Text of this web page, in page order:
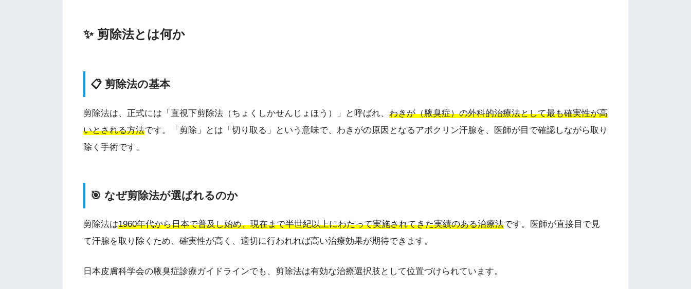
✨ 剪除法とは何か
📋 剪除法の基本
剪除法は、正式には「直視下剪除法（ちょくしかせんじょほう）」と呼ばれ、 わきが（腋臭症）の外科的治療法として最も確実性が高
いとされる方法です。「剪除」とは「切り取る」という意味で、わきがの原因となるアポクリン汗腺を、医師が目で確認しながら取り
除く手術です。
🎯 なぜ剪除法が選ばれるのか
剪除法は1960年代から日本で普及し始め、現在まで半世紀以上にわたって実施されてきた実績のある治療法です。医師が直接目で見
て汗腺を取り除くため、確実性が高く、適切に行われれば高い治療効果が期待できます。
日本皮膚科学会の腋臭症診療ガイドラインでも、剪除法は有効な治療選択肢として位置づけられています。